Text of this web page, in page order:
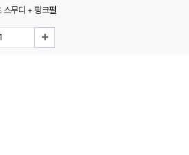
스무디 + 핑크펄